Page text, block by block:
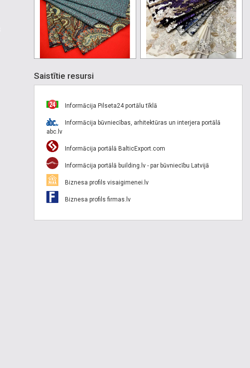
Saistītie resursi
Informācija Pilseta24 portālu tīklā
Informācija būvniecības, arhitektūras un interjera portālā
abc.lv
Informācija portālā BalticExport.com
Informācija portālā building.lv - par būvniecību Latvijā
Biznesa profils visaigimenei.lv
Biznesa profils firmas.lv